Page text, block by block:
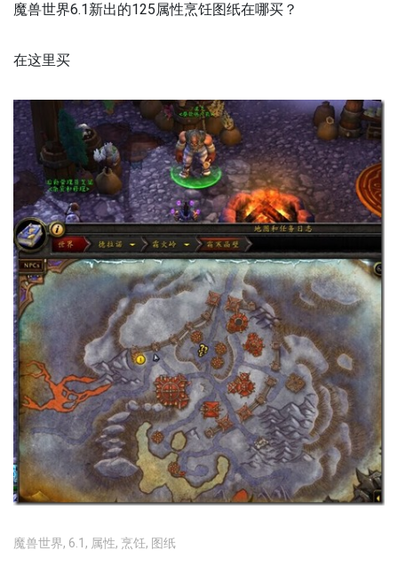
魔兽世界6.1新出的125属性烹饪图纸在哪买？
在这里买
魔兽世界, 6.1 , 属性, 烹饪, 图纸